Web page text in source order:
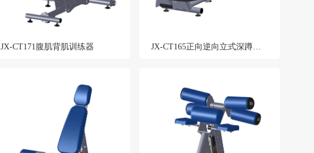
JX-CT171腹肌背肌训练器 JX-CT165正向逆向立式深蹲训练器